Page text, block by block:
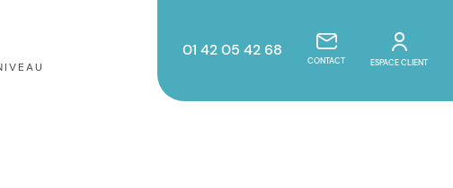
01 42 05 42 68
CONTACT ESPACE CLIENT